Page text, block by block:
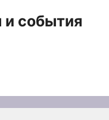
и события